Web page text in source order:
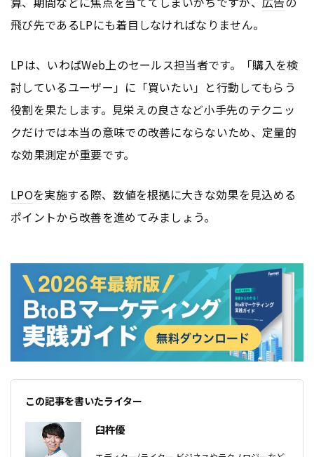
飛び先であるLPにも着目しなければなりません。
LPは、いわばWeb上のセールス担当者です。「購入を検
討しているユーザー」に「買いたい」と行動してもらう
役割を果たします。見栄えの良さなど小手先のテクニッ
クだけでは本当の意味での改善にならないため、定量的
な効果測定が重要です。
LPOを実施する際、数値を根拠に大きな効果を見込める
ポイントから改善を進めてみましょう。
この記事を書いたライター
臼杵優